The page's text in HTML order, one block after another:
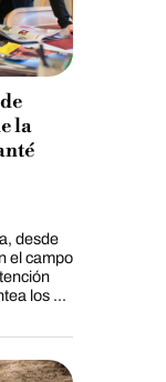
la
desde
el campo
los ...